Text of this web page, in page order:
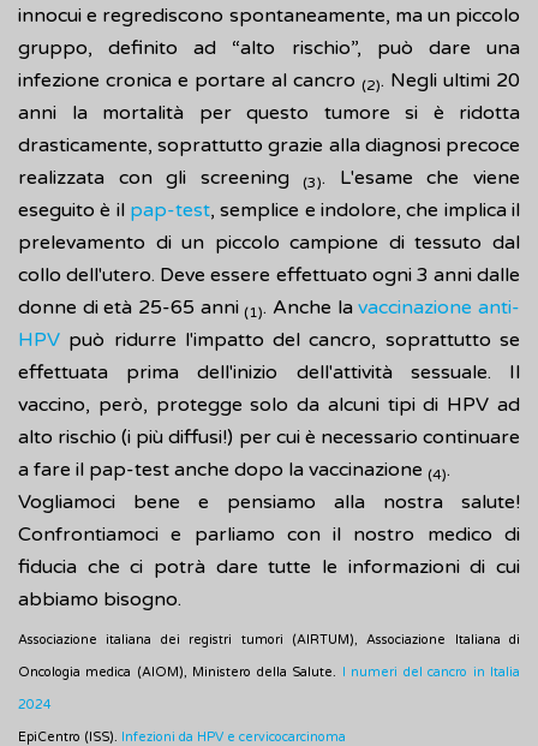
innocui e regrediscono spontaneamente, ma un piccolo
gruppo, definito ad “alto rischio”, può dare una
infezione cronica e portare al cancro (2). Negli ultimi 20
anni la mortalità per questo tumore si è ridotta
drasticamente, soprattutto grazie alla diagnosi precoce
realizzata con gli screening(3). L'esame che viene
eseguito è il pap-test, semplice e indolore, che implica il
prelevamento di un piccolo campione di tessuto dal
collo dell'utero. Deve essere effettuato ogni 3 anni dalle
donne di età 25-65 anni(1). Anche lavaccinazione anti-
HPV può ridurre l'impatto del cancro, soprattutto se
effettuata prima dell'inizio dell'attività sessuale. Il
vaccino, però, protegge solo da alcuni tipi di HPV ad
alto rischio (i più diffusi!) per cui è necessario continuare
a fare il pap-test anche dopo la vaccinazione (4).
Vogliamoci bene e pensiamo alla nostra salute!
Confrontiamoci e parliamo con il nostro medico di
fiducia che ci potrà dare tutte le informazioni di cui
abbiamo bisogno.
Associazione italiana dei registri tumori (AIRTUM), Associazione Italiana di
Oncologia medica (AIOM), Ministero della Salute. I numeri del cancro in Italia
2024
EpiCentro (ISS). Infezioni da HPV e cervicocarcinoma